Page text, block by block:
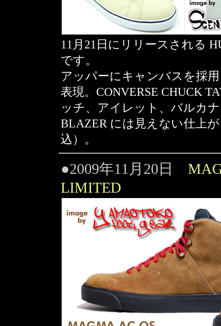
11月21日にリリースされる
です。
アッパーにキャンバスを採
表現。CONVERSE CHUCK
ッチ、アイレット、バルカ
BLAZER には見えない仕上
込）。
●2009年11月20日
LIMITED